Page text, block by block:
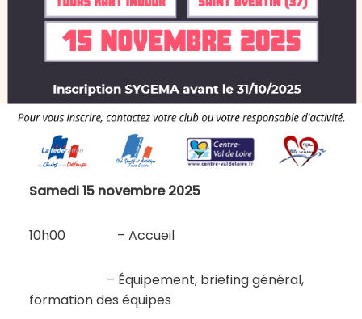
Samedi 15 novembre 2025
10h00 – Accueil
– Équipement, briefing général,
formation des équipes